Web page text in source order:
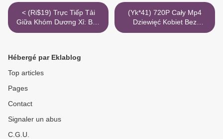
< (Ri$19) Trực Tiếp Tải
Giữa Khóm Dương Xỉ: Bản
Điện Ảnh Mp4 8K Torrent
(Yk*41) 720P Cały Mp4
Dziewięć Kobiet Bez
Pobierania Cda >
Hébergé par Eklablog
Top articles
Pages
Contact
Signaler un abus
C.G.U.